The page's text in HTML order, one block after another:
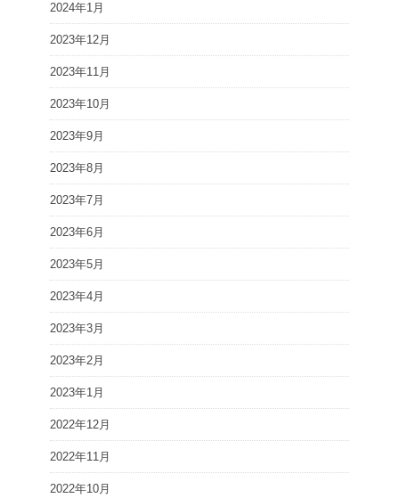
2024年1月
2023年12月
2023年11月
2023年10月
2023年9月
2023年8月
2023年7月
2023年6月
2023年5月
2023年4月
2023年3月
2023年2月
2023年1月
2022年12月
2022年11月
2022年10月